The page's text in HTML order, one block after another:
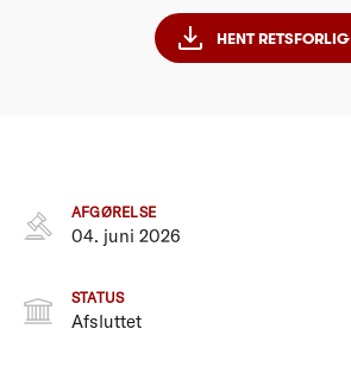
HENT RETSFORLIG
AFGØRELSE
04. juni 2026
STATUS
Afsluttet